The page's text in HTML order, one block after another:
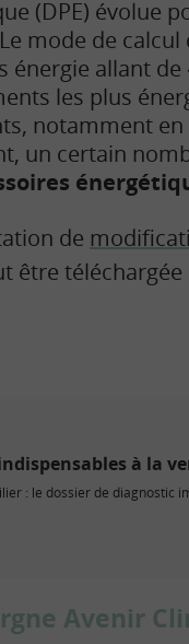
(DPE) évolue
mode de
allant de
les plus
notamment
un certain
de
être téléchargée
à la
: le dossier de diagnostic
Avenir